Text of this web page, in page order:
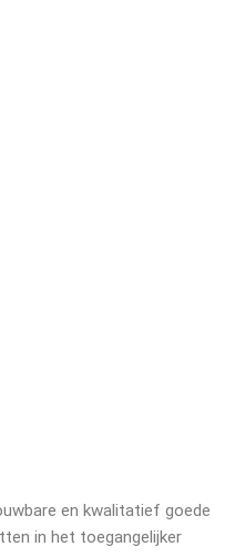
en kwalitatief goede
in het toegangelijker